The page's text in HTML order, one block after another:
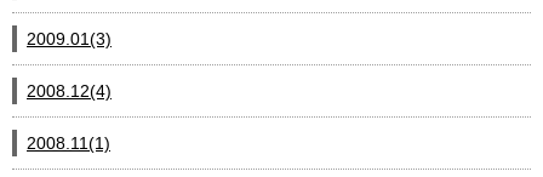
2009.01(3)
2008.12(4)
2008.11(1)